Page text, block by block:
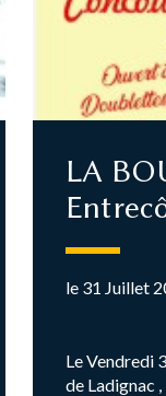
LA
le 31 Juillet
Le Vendredi
de Ladignac